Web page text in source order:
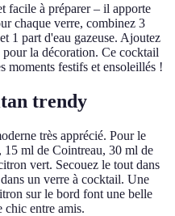
facile à préparer – il apporte
chaque verre, combinez 3
1 part d'eau gazeuse. Ajoutez
pour la décoration. Ce cocktail
moments festifs et ensoleillés !
trendy
très apprécié. Pour le
15 ml de Cointreau, 30 ml de
vert. Secouez le tout dans
un verre à cocktail. Une
sur le bord font une belle
chic entre amis.